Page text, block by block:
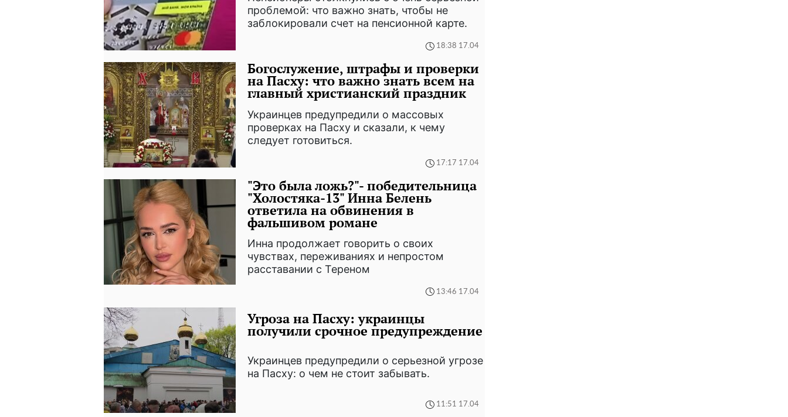
проблемой: что важно знать, чтобы не
заблокировали счет на пенсионной карте.
18:38 17.04
Богослужение, штрафы и проверки
на Пасху: что важно знать всем на
главный христианский праздник
Украинцев предупредили о массовых
проверках на Пасху и сказали, к чему
следует готовиться.
17:17 17.04
"Это была ложь?"- победительница
"Холостяка-13" Инна Белень
ответила на обвинения в
фальшивом романе
Инна продолжает говорить о своих
чувствах, переживаниях и непростом
расставании с Тереном
13:46 17.04
Угроза на Пасху: украинцы
получили срочное предупреждение
Украинцев предупредили о серьезной угрозе
на Пасху: о чем не стоит забывать.
11:51 17.04